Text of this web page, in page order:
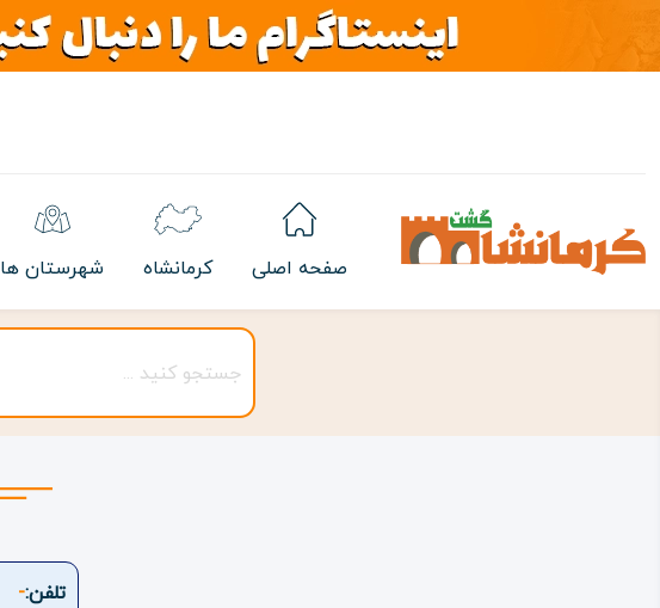
صفحه اصلی کرمانشاه شهرستان ها
تلفن:-